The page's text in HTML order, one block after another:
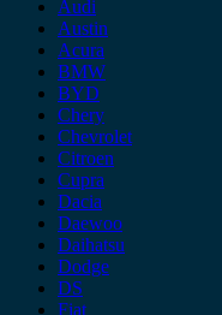
Audi
Austin
Acura
BMW
BYD
Chery
Chevrolet
Citroen
Cupra
Dacia
Daewoo
Daihatsu
Dodge
DS
Fiat